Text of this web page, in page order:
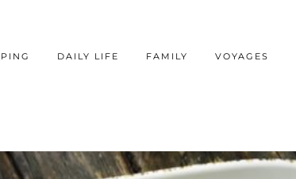
DAILY LIFE FAMILY VOYAGES